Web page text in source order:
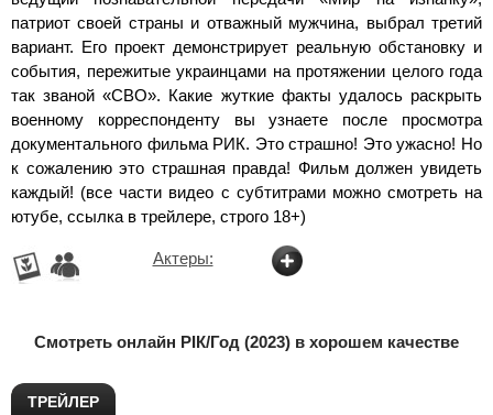
патриот своей страны и отважный мужчина, выбрал третий
вариант. Его проект демонстрирует реальную обстановку и
события, пережитые украинцами на протяжении целого года
так званой «СВО». Какие жуткие факты удалось раскрыть
военному корреспонденту вы узнаете после просмотра
документального фильма РИК. Это страшно! Это ужасно! Но
к сожалению это страшная правда! Фильм должен увидеть
каждый! (все части видео с субтитрами можно смотреть на
ютубе, ссылка в трейлере, строго 18+)
Актеры:
Смотреть онлайн РІК/Год (2023) в хорошем качестве
ТРЕЙЛЕР